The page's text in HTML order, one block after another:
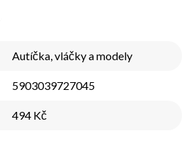
Autíčka, vláčky a modely
5903039727045
494 Kč